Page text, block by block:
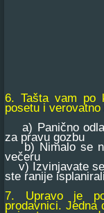
6. Tašta vam po
posetu i
a) Panično
za pravu gozbu
b) Nimalo se ne
večeru
v) Izvinjavate
ste ranije
7. Upravo je
prodavnici. Jedna